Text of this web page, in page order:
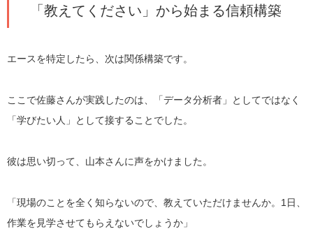
「教えてください」から始まる信頼構築
エースを特定したら、次は関係構築です。
ここで佐藤さんが実践したのは、「データ分析者」としてではなく
「学びたい人」として接することでした。
彼は思い切って、山本さんに声をかけました。
「現場のことを全く知らないので、教えていただけませんか。1日、
作業を見学させてもらえないでしょうか」